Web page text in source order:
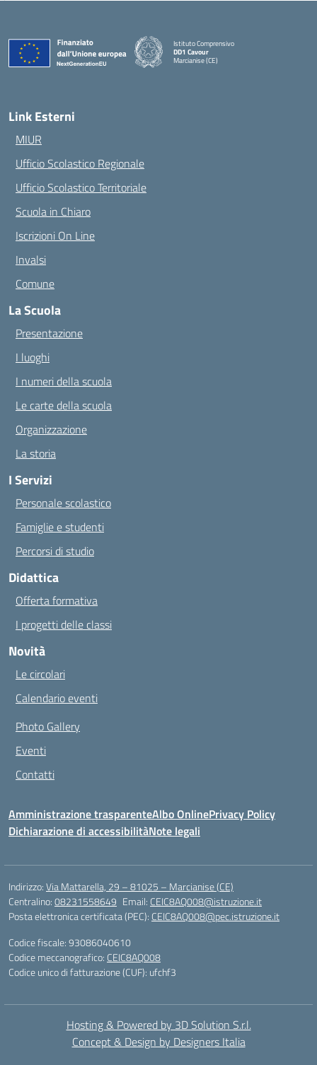
Istituto Comprensivo
DD1 Cavour
Marcianise (CE)
Link Esterni
MIUR
Ufficio Scolastico Regionale
Ufficio Scolastico Territoriale
Scuola in Chiaro
Iscrizioni On Line
Invalsi
Comune
La Scuola
Presentazione
I luoghi
I numeri della scuola
Le carte della scuola
Organizzazione
La storia
I Servizi
Personale scolastico
Famiglie e studenti
Percorsi di studio
Didattica
Offerta formativa
I progetti delle classi
Novità
Le circolari
Calendario eventi
Photo Gallery
Eventi
Contatti
Amministrazione trasparenteAlbo OnlinePrivacy Policy
Dichiarazione di accessibilitàNote legali
Indirizzo:Via Mattarella, 29 – 81025 – Marcianise (CE)
Centralino:08231558649 Email: CEIC8AQ008@istruzione.it
Posta elettronica certificata (PEC): CEIC8AQ008@pec.istruzione.it
Codice fiscale: 93086040610
Codice meccanografico: CEIC8AQ008
Codice unico di fatturazione (CUF): ufchf3
Hosting & Powered by 3D Solution S.r.l.
Concept & Design by Designers Italia